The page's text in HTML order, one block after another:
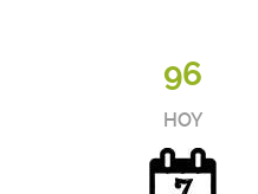
96
HOY